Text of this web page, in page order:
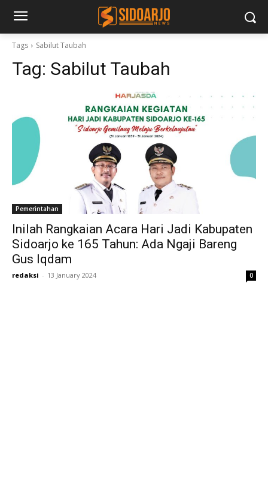
Tags Sabilut Taubah
Tag: Sabilut Taubah
Pemerintahan
Inilah Rangkaian Acara Hari Jadi Kabupaten
Sidoarjo ke 165 Tahun: Ada Ngaji Bareng
Gus Iqdam
redaksi - 13 January 2024 0